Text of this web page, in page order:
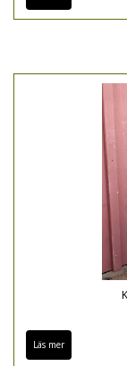
Läs mer